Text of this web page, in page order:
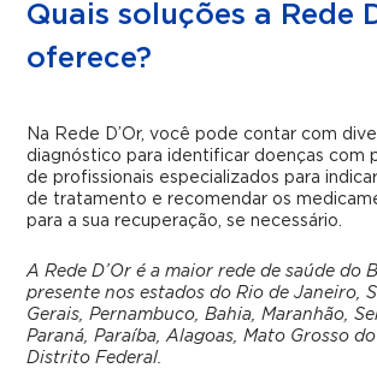
Quais soluções a Rede
oferece?
Na Rede D’Or, você pode contar com
diagnóstico para identificar doenças com
de profissionais especializados para
de tratamento e recomendar os
para a sua recuperação, se necessário.
A Rede D’Or é a maior rede de saúde do
presente nos estados do Rio de Janeiro,
Gerais, Pernambuco, Bahia, Maranhão,
Paraná, Paraíba, Alagoas, Mato Grosso
Distrito Federal.